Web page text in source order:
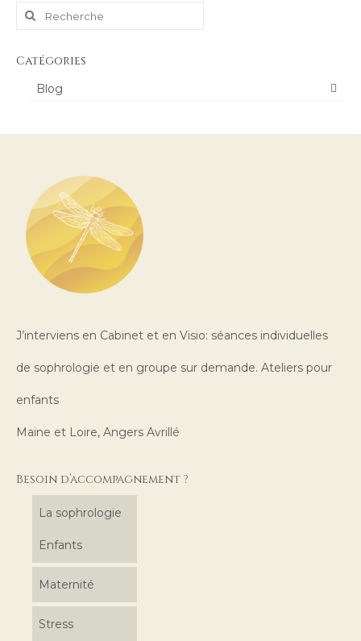
Rechercher
Catégories
Blog
J’interviens en Cabinet et en Visio: séances individuelles
de sophrologie et en groupe sur demande. Ateliers pour
enfants
Maine et Loire, Angers Avrillé
Besoin d’accompagnement ?
La sophrologie
Enfants
Maternité
Stress